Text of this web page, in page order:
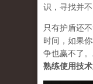
识，寻找并不
只有护盾还
时间，如果
争也赢不了。
熟练使用技